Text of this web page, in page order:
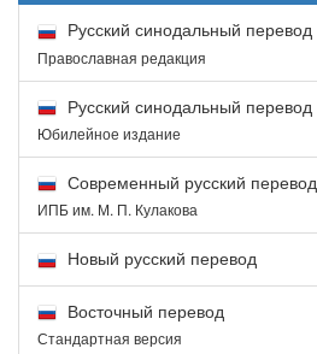
Русский синодальный перевод
Православная редакция
Русский синодальный перевод
Юбилейное издание
Современный русский перевод
ИПБ им. М. П. Кулакова
Новый русский перевод
Восточный перевод
Стандартная версия